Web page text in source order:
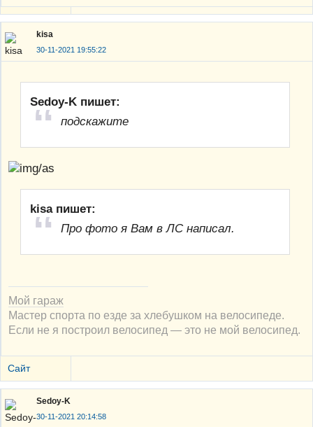
kisa
30-11-2021 19:55:22
Sedoy-K пишет:
подскажите
kisa пишет:
Про фото я Вам в ЛС написал.
Мой гараж
Мастер спорта по езде за хлебушком на велосипеде.
Если не я построил велосипед — это не мой велосипед.
Сайт
Sedoy-K
30-11-2021 20:14:58